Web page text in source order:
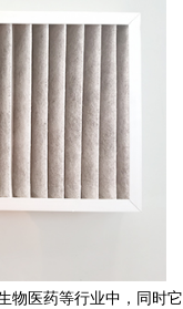
物医药等行业中，同时它